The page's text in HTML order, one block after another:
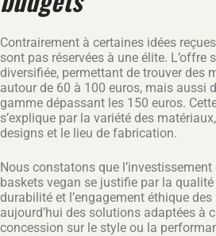
Contrairement à certaines idées
sont pas réservées à une élite. L’offre
diversifiée, permettant de trouver des
autour de 60 à 100 euros, mais aussi
gamme dépassant les 150 euros.
s’explique par la variété des
designs et le lieu de fabrication.
Nous constatons que
baskets vegan se justifie par la
durabilité et l’engagement éthique
aujourd’hui des solutions adaptées à
concession sur le style ou la